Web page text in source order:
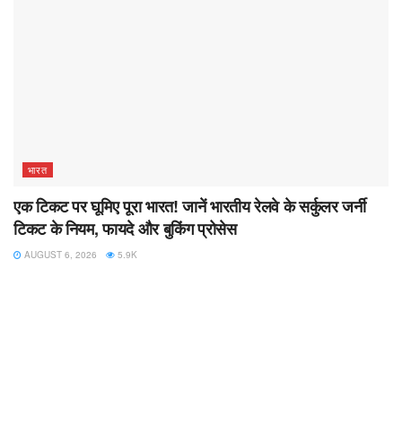
भारत
एक टिकट पर घूमिए पूरा भारत! जानें भारतीय रेलवे के सर्कुलर जर्नी
टिकट के नियम, फायदे और बुकिंग प्रोसेस
AUGUST 6, 2026 5.9K